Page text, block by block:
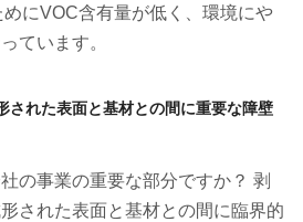
にVOC含有量が低く、環境にや
ています。
された表面と基材との間に重要な障壁
の事業の重要な部分ですか？ 剥
された表面と基材との間に臨界的